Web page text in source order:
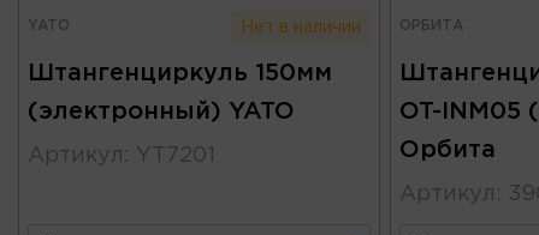
YATO Нет в наличии
Штангенциркуль 150мм
(электронный) YATO
Артикул : YT7201
ОРБИТА
OT-INM05
Орбита
Артикул :